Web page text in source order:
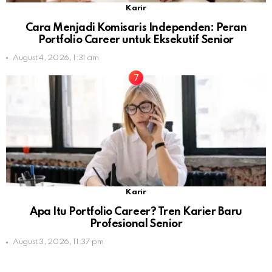
Karir
Cara Menjadi Komisaris Independen: Peran
Portfolio Career untuk Eksekutif Senior
August 4, 2026, 1:31 am
Karir
Apa Itu Portfolio Career? Tren Karier Baru
Profesional Senior
August 3, 2026, 11:37 pm